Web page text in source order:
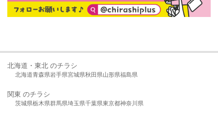
北海道・東北 のチラシ
北海道青森県岩手県宮城県秋田県山形県福島県
関東 のチラシ
茨城県栃木県群馬県埼玉県千葉県東京都神奈川県